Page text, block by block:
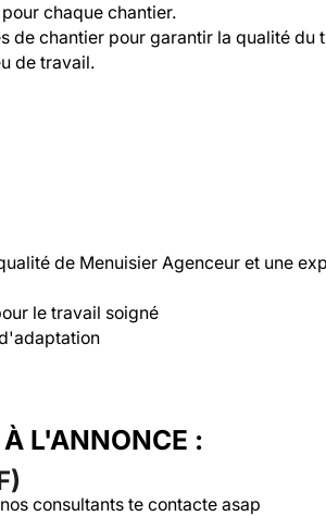
chaque chantier.
de chantier pour garantir la qualité du
de travail.
de Menuisier Agenceur et une
le travail soigné
L'ANNONCE :
consultants te contacte asap